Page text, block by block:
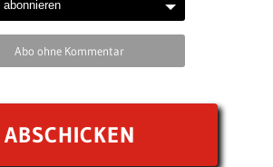
Abo ohne Kommentar